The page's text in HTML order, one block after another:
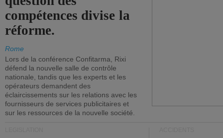
compétences divise la
réforme.
Rome
Lors de la conférence Confitarma, Rixi
défend la nouvelle salle de contrôle
nationale, tandis que les experts et les
opérateurs demandent des
éclaircissements sur les relations avec les
fournisseurs de services publicitaires et
sur les ressources de la nouvelle société.